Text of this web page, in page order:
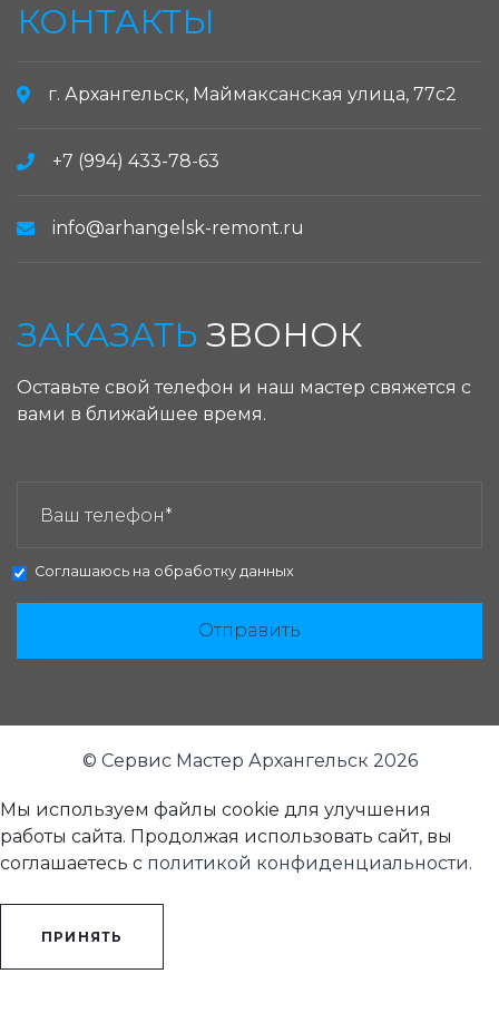
КОНТАКТЫ
г. Архангельск, Маймаксанская улица, 77с2
+7 (994) 433-78-63
info@arhangelsk-remont.ru
ЗАКАЗАТЬ ЗВОНОК
Оставьте свой телефон и наш мастер свяжется с
вами в ближайшее время.
Соглашаюсь на обработку данных
Отправить
© Сервис Мастер Архангельск 2026
Мы используем файлы cookie для улучшения
работы сайта. Продолжая использовать сайт, вы
соглашаетесь с политикой конфиденциальности.
ПРИНЯТЬ